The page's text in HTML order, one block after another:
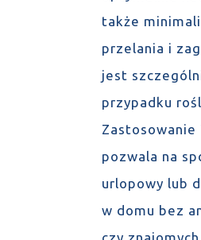
także
przelania i
jest
przypadku
pozwala na
urlopowy lub
w domu bez